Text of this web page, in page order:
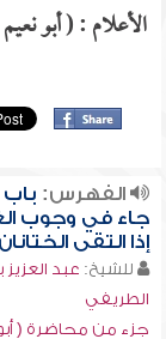
الأعلام : ( أبو
الفهرس: باب
جاء في وجوب
إذا التقى الختانان
للشيخ: عبد
الطريفي
جزء من محاضرة (